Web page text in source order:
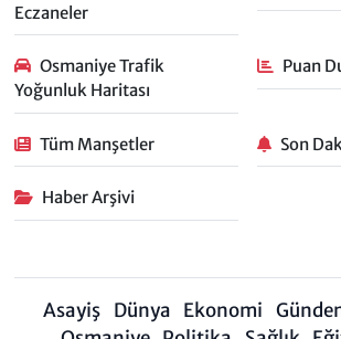
Eczaneler
Osmaniye Trafik
Yoğunluk Haritası
Puan
Tüm Manşetler Son
Haber Arşivi
Asayiş Dünya Ekonomi